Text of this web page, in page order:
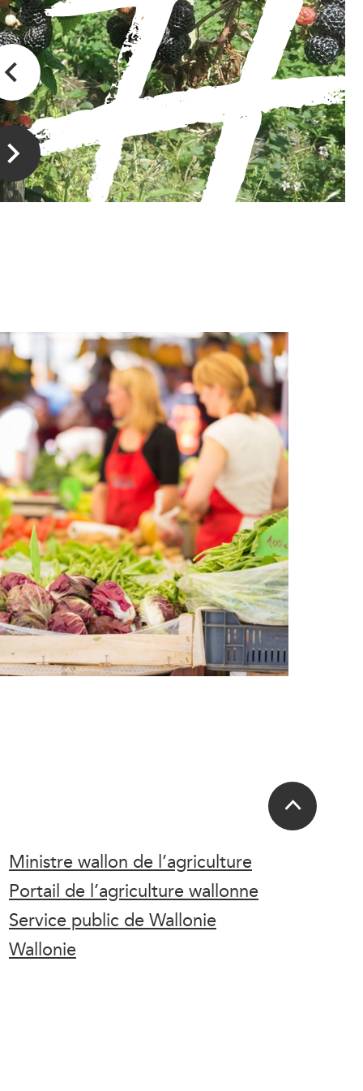
Ministre wallon de l’agriculture
Portail de l’agriculture wallonne
Service public de Wallonie
Wallonie